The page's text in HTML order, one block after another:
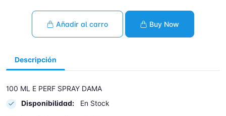
Añadir al carro Buy Now
Descripción
100 ML E PERF SPRAY DAMA
Disponibilidad:
En Stock